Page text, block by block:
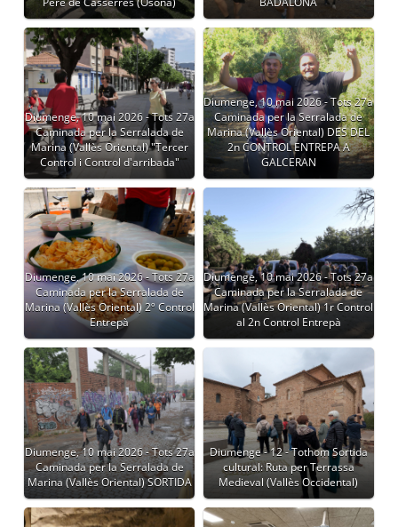
Diumenge, 10 mai 2026 - Tots 27a
Caminada per la Serralada de
Marina (Vallès Oriental) "Tercer
Control i Control d'arribada"
Diumenge, 10 mai 2026 - Tots 27a
Caminada per la Serralada de
Marina (Vallès Oriental) DES DEL
2n CONTROL ENTREPA A
GALCERAN
Diumenge, 10 mai 2026 - Tots 27a
Caminada per la Serralada de
Marina (Vallès Oriental) 2º Control
Entrepà
Diumenge, 10 mai 2026 - Tots 27a
Caminada per la Serralada de
Marina (Vallès Oriental) 1r Control
al 2n Control Entrepà
Diumenge, 10 mai 2026 - Tots 27a
Caminada per la Serralada de
Marina (Vallès Oriental) SORTIDA
Diumenge - 12 - Tothom Sortida
cultural: Ruta per Terrassa
Medieval (Vallès Occidental)